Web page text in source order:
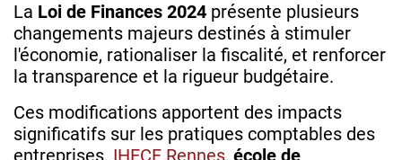
La Loi de Finances 2024 présente plusieurs
changements majeurs destinés à stimuler
l'économie, rationaliser la fiscalité, et renforcer
la transparence et la rigueur budgétaire.
Ces modifications apportent des impacts
significatifs sur les pratiques comptables des
entreprises. IHECF Rennes, école de